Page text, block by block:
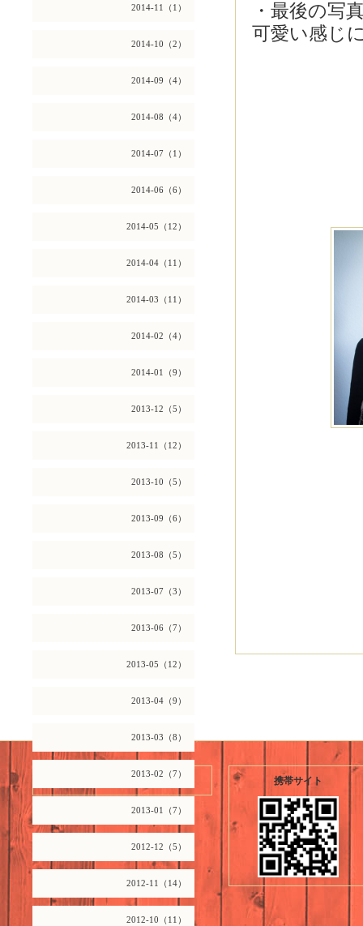
2014-11（1）
2014-10（2）
2014-09（4）
2014-08（4）
2014-07（1）
2014-06（6）
2014-05（12）
2014-04（11）
2014-03（11）
2014-02（4）
2014-01（9）
2013-12（5）
2013-11（12）
2013-10（5）
2013-09（6）
2013-08（5）
2013-07（3）
2013-06（7）
2013-05（12）
2013-04（9）
2013-03（8）
2013-02（7）
2013-01（7）
2012-12（5）
2012-11（14）
2012-10（11）
・最後の写
可愛い感じ
2026.08.09 Sunday 携帯サイト